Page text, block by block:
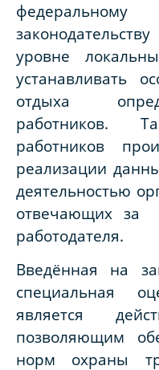
федеральному
уровне
устанавливать
отдыха
работников.
работников
реализации
деятельностью
отвечающих за
работодателя.
Введённая на
специальная
является
позволяющим
норм охраны